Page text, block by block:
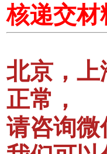
核递交材
北京，上
正常，
请咨询微